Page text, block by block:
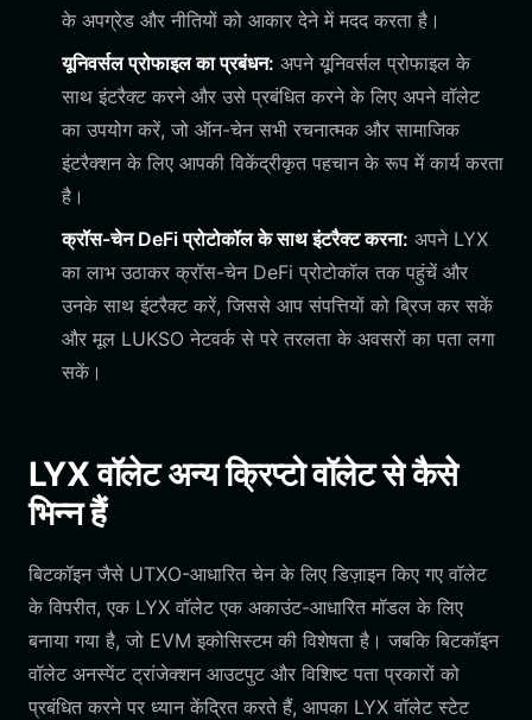
के अपग्रेड और नीतियों को आकार देने में मदद करता है।
यूनिवर्सल प्रोफाइल का प्रबंधन: अपने यूनिवर्सल प्रोफाइल के
साथ इंटरैक्ट करने और उसे प्रबंधित करने के लिए अपने वॉलेट
का उपयोग करें, जो ऑन-चेन सभी रचनात्मक और सामाजिक
इंटरैक्शन के लिए आपकी विकेंद्रीकृत पहचान के रूप में कार्य करता
है।
क्रॉस-चेन DeFi प्रोटोकॉल के साथ इंटरैक्ट करना: अपने LYX
का लाभ उठाकर क्रॉस-चेन DeFi प्रोटोकॉल तक पहुंचें और
उनके साथ इंटरैक्ट करें, जिससे आप संपत्तियों को ब्रिज कर सकें
और मूल LUKSO नेटवर्क से परे तरलता के अवसरों का पता लगा
सकें।
LYX वॉलेट अन्य क्रिप्टो वॉलेट से कैसे
भिन्न हैं
बिटकॉइन जैसे UTXO-आधारित चेन के लिए डिज़ाइन किए गए वॉलेट
के विपरीत, एक LYX वॉलेट एक अकाउंट-आधारित मॉडल के लिए
बनाया गया है, जो EVM इकोसिस्टम की विशेषता है। जबकि बिटकॉइन
वॉलेट अनस्पेंट ट्रांजेक्शन आउटपुट और विशिष्ट पता प्रकारों को
प्रबंधित करने पर ध्यान केंद्रित करते हैं, आपका LYX वॉलेट स्टेट